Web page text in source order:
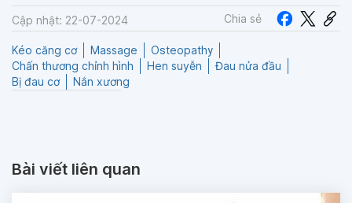
Cập nhật: 22-07-2024 Chia sẻ
Kéo căng cơ Massage
Oѕteopathу
Chấn thương chỉnh hình
Hen suyễn
Đau nửa đầu
Bị đau cơ
Nắn xương
Bài viết liên quan